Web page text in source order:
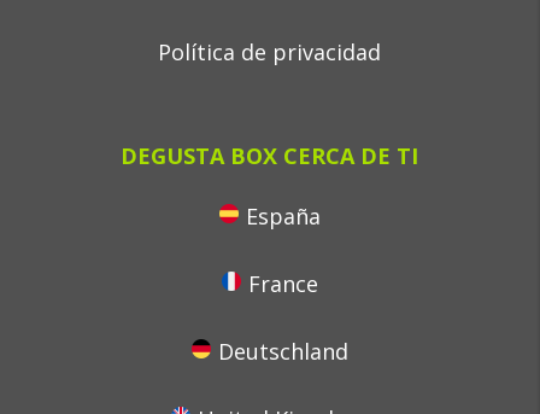
Política de privacidad
DEGUSTA BOX CERCA DE TI
España
France
Deutschland